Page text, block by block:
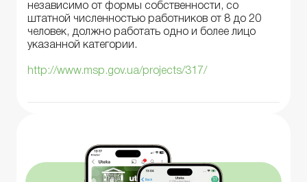
независимо от формы собственности, со
штатной численностью работников от 8 до 20
человек, должно работать одно и более лицо
указанной категории.
http://www.msp.gov.ua/projects/317/